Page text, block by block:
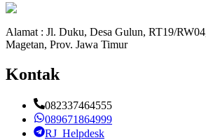
Alamat : Jl. Duku, Desa Gulun, RT19/
Magetan, Prov. Jawa Timur
Kontak
082337464555
089671864999
RJ_Helpdesk